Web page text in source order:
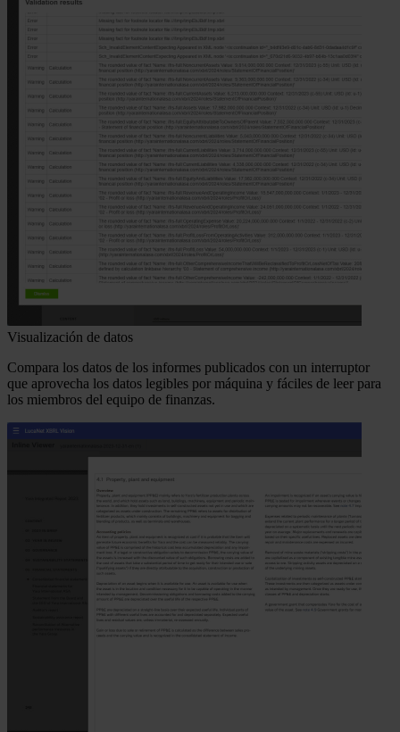
Visualización de datos
Compara los datos de los informes publicados con un interruptor
que aprovecha los datos legibles por máquina y fáciles de leer para
los miembros del equipo de finanzas.